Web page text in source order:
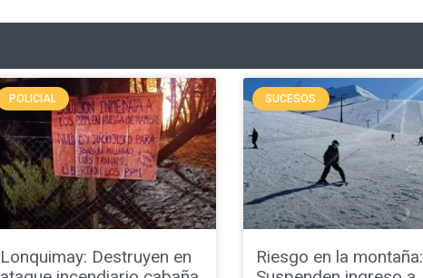
POLICIAL
Lonquimay: Destruyen en
SUCESOS
Riesgo en la montaña: